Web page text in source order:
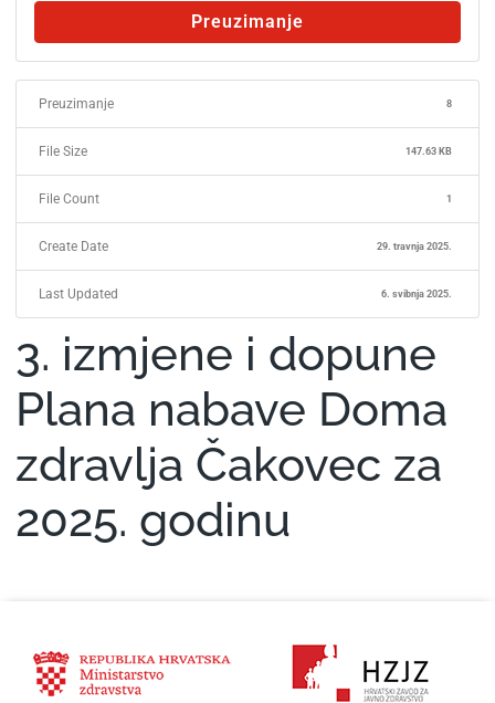
Preuzimanje
Preuzimanje 8
File Size 147.63 KB
File Count 1
Create Date 29. travnja 2025.
Last Updated 6. svibnja 2025.
3. izmjene i dopune
Plana nabave Doma
zdravlja Čakovec za
2025. godinu